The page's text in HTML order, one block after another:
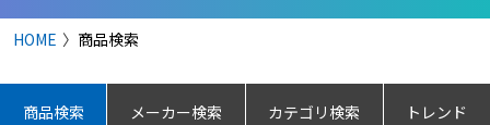
HOME 商品検索
商品検索 メーカー検索 カテゴリ検索 トレンド